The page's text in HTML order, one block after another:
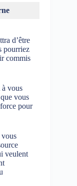
d’être
pourriez
commis
vous
vous
pour
vous
veulent